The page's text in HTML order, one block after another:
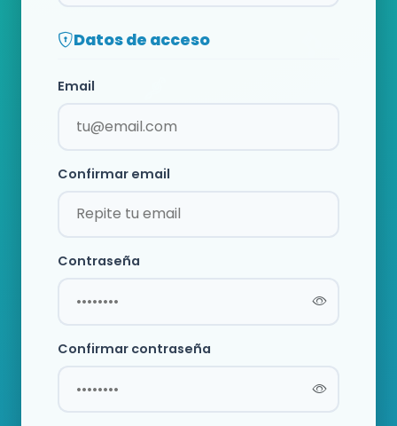
Datos de acceso
Email
Confirmar email
Contraseña
Confirmar contraseña